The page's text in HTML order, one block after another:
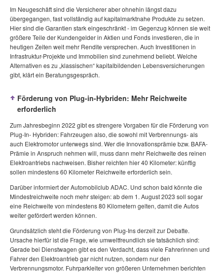
Im Neugeschäft sind die Versicherer aber ohnehin längst dazu
übergegangen, fast vollständig auf kapitalmarktnahe Produkte zu setzen.
Hier sind die Garantien stark eingeschränkt - im Gegenzug können sie weit
größere Teile der Kundengelder in Aktien und Fonds investieren, die in
heutigen Zeiten weit mehr Rendite versprechen. Auch Investitionen in
Infrastruktur-Projekte und Immobilien sind zunehmend beliebt. Welche
Alternativen es zu „klassischen“ kapitalbildenden Lebensversicherungen
gibt, klärt ein Beratungsgespräch.
Förderung von Plug-in-Hybriden: Mehr Reichweite
erforderlich
Zum Jahresbeginn 2022 gibt es strengere Vorgaben für die Förderung von
Plug-In- Hybriden: Fahrzeugen also, die sowohl mit Verbrennungs- als
auch Elektromotor unterwegs sind. Wer die Innovationsprämie bzw. BAFA-
Prämie in Anspruch nehmen will, muss dann mehr Reichweite des reinen
Elektroantriebs nachweisen. Bisher reichten hier 40 Kilometer: künftig
sollen mindestens 60 Kilometer Reichweite erforderlich sein.
Darüber informiert der Automobilclub ADAC. Und schon bald könnte die
Mindestreichweite noch mehr steigen: ab dem 1. August 2023 soll sogar
eine Reichweite von mindestens 80 Kilometern gelten, damit die Autos
weiter gefördert werden können.
Grundsätzlich steht die Förderung von Plug-Ins derzeit zur Debatte.
Ursache hierfür ist die Frage, wie umweltfreundlich sie tatsächlich sind:
Gerade bei Dienstwagen gibt es den Verdacht, dass viele Fahrerinnen und
Fahrer den Elektroantrieb gar nicht nutzen, sondern nur den
Verbrennungsmotor. Fuhrparkleiter von größeren Unternehmen berichten